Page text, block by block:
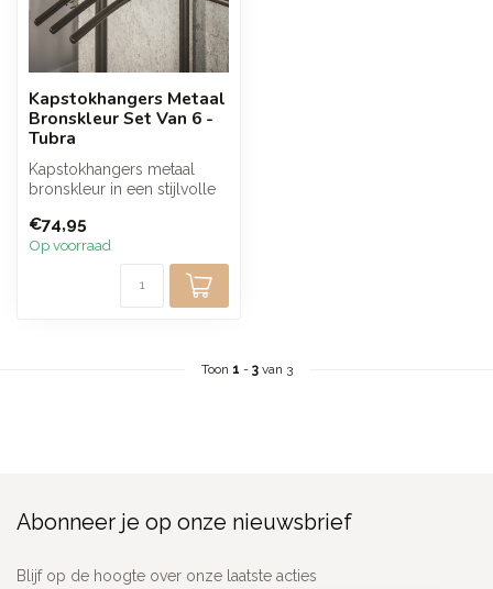
Kapstokhangers Metaal
Bronskleur Set Van 6 -
Tubra
Kapstokhangers metaal
bronskleur in een stijlvolle
bronskleu...
€74,95
Op voorraad
Toon 1 - 3van 3
Abonneer je op onze nieuwsbrief
Blijf op de hoogte over onze laatste acties